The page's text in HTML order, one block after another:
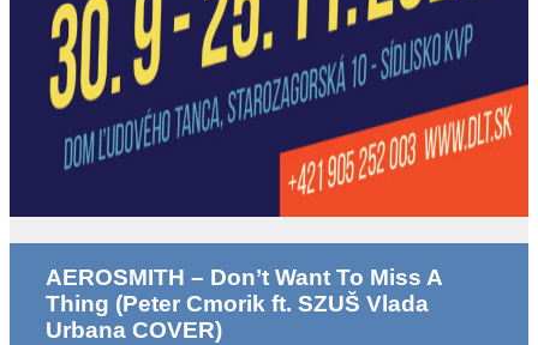
AEROSMITH – Don’t Want To Miss A
Thing (Peter Cmorik ft. SZUŠ Vlada
Urbana COVER)